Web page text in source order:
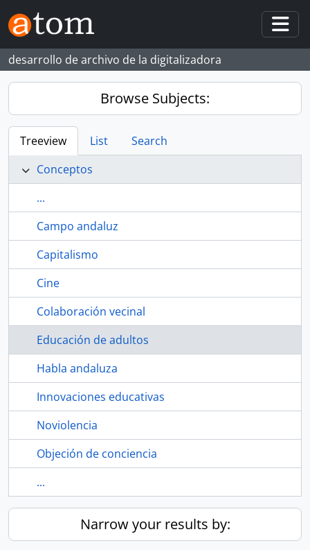
Skip to main content
desarrollo de archivo de la digitalizadora
Browse Subjects:
Treeview List
Search
Conceptos
...
Campo andaluz
Capitalismo
Cine
Colaboración vecinal
Educación de adultos
Habla andaluza
Innovaciones educativas
Noviolencia
Objeción de conciencia
...
Narrow your results by: